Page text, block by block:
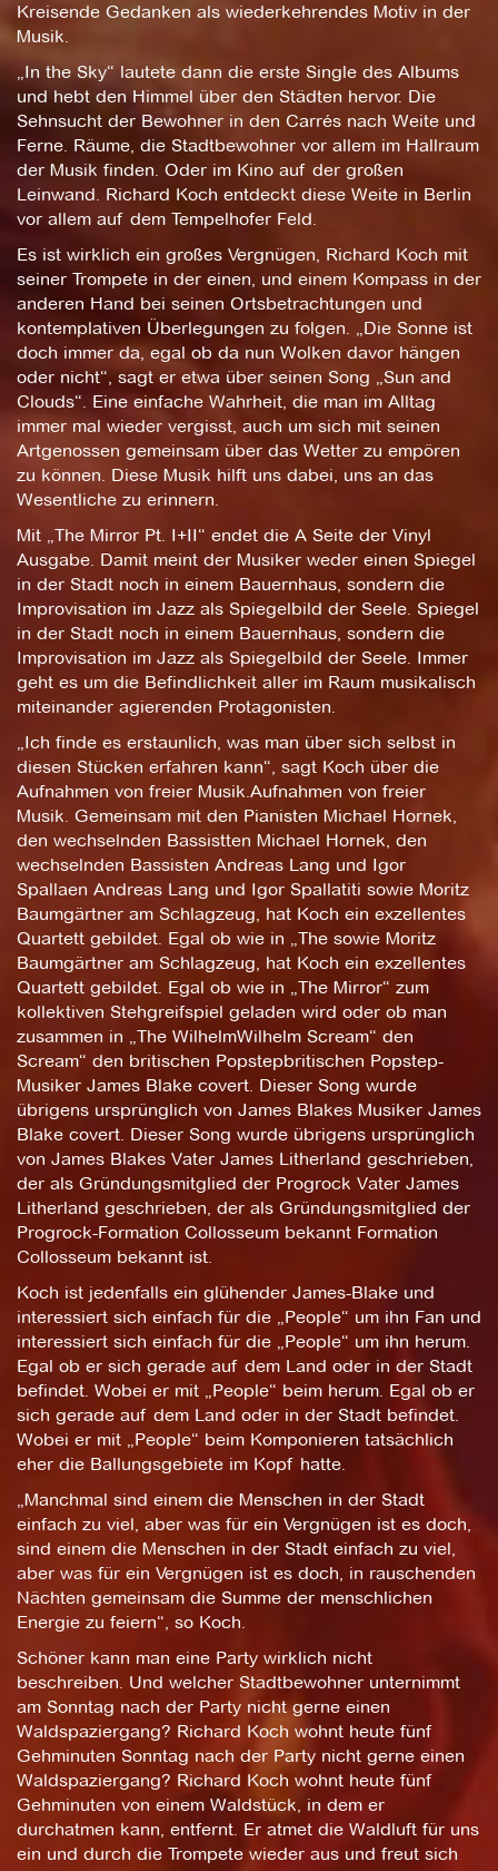
Kreisende Gedanken als wiederkehrendes Motiv in der
Musik.
„In the Sky“ lautete dann die erste Single des Albums
und hebt den Himmel über den Städten hervor. Die
Sehnsucht der Bewohner in den Carrés nach Weite und
Ferne. Räume, die Stadtbewohner vor allem im Hallraum
der Musik finden. Oder im Kino auf der großen
Leinwand. Richard Koch entdeckt diese Weite in Berlin
vor allem auf dem Tempelhofer Feld.
Es ist wirklich ein großes Vergnügen, Richard Koch mit
seiner Trompete in der einen, und einem Kompass in der
anderen Hand bei seinen Ortsbetrachtungen und
kontemplativen Überlegungen zu folgen. „Die Sonne ist
doch immer da, egal ob da nun Wolken davor hängen
oder nicht“, sagt er etwa über seinen Song „Sun and
Clouds“. Eine einfache Wahrheit, die man im Alltag
immer mal wieder vergisst, auch um sich mit seinen
Artgenossen gemeinsam über das Wetter zu empören
zu können. Diese Musik hilft uns dabei, uns an das
Wesentliche zu erinnern.
Mit „The Mirror Pt. I+II“ endet die A Seite der Vinyl
Ausgabe. Damit meint der Musiker weder einen Spiegel
in der Stadt noch in einem Bauernhaus, sondern die
Improvisation im Jazz als Spiegelbild der Seele. Spiegel
in der Stadt noch in einem Bauernhaus, sondern die
Improvisation im Jazz als Spiegelbild der Seele. Immer
geht es um die Befindlichkeit aller im Raum musikalisch
miteinander agierenden Protagonisten.
„Ich finde es erstaunlich, was man über sich selbst in
diesen Stücken erfahren kann“, sagt Koch über die
Aufnahmen von freier Musik.Aufnahmen von freier
Musik. Gemeinsam mit den Pianisten Michael Hornek,
den wechselnden Bassistten Michael Hornek, den
wechselnden Bassisten Andreas Lang und Igor
Spallaen Andreas Lang und Igor Spallatiti sowie Moritz
Baumgärtner am Schlagzeug, hat Koch ein exzellentes
Quartett gebildet. Egal ob wie in „The sowie Moritz
Baumgärtner am Schlagzeug, hat Koch ein exzellentes
Quartett gebildet. Egal ob wie in „The Mirror“ zum
kollektiven Stehgreifspiel geladen wird oder ob man
zusammen in „The WilhelmWilhelm Scream“ den
Scream“ den britischen Popstepbritischen Popstep-
Musiker James Blake covert. Dieser Song wurde
übrigens ursprünglich von James Blakes Musiker James
Blake covert. Dieser Song wurde übrigens ursprünglich
von James Blakes Vater James Litherland geschrieben,
der als Gründungsmitglied der Progrock Vater James
Litherland geschrieben, der als Gründungsmitglied der
Progrock-Formation Collosseum bekannt Formation
Collosseum bekannt ist.
Koch ist jedenfalls ein glühender James-Blake und
interessiert sich einfach für die „People“ um ihn Fan und
interessiert sich einfach für die „People“ um ihn herum.
Egal ob er sich gerade auf dem Land oder in der Stadt
befindet. Wobei er mit „People“ beim herum. Egal ob er
sich gerade auf dem Land oder in der Stadt befindet.
Wobei er mit „People“ beim Komponieren tatsächlich
eher die Ballungsgebiete im Kopf hatte.
„Manchmal sind einem die Menschen in der Stadt
einfach zu viel, aber was für ein Vergnügen ist es doch,
sind einem die Menschen in der Stadt einfach zu viel,
aber was für ein Vergnügen ist es doch, in rauschenden
Nächten gemeinsam die Summe der menschlichen
Energie zu feiern“, so Koch.
Schöner kann man eine Party wirklich nicht
beschreiben. Und welcher Stadtbewohner unternimmt
am Sonntag nach der Party nicht gerne einen
Waldspaziergang? Richard Koch wohnt heute fünf
Gehminuten Sonntag nach der Party nicht gerne einen
Waldspaziergang? Richard Koch wohnt heute fünf
Gehminuten von einem Waldstück, in dem er
durchatmen kann, entfernt. Er atmet die Waldluft für uns
ein und durch die Trompete wieder aus und freut sich